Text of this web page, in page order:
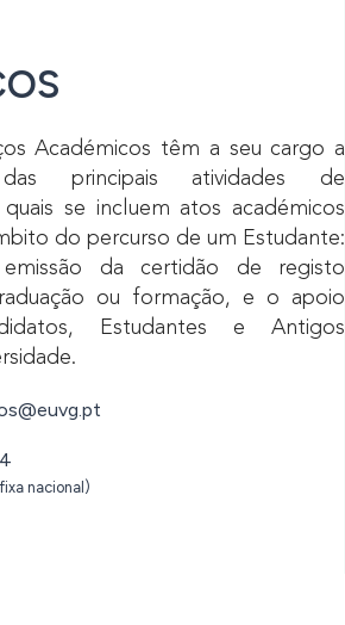
Académicos têm a seu cargo a
das principais atividades de
quais se incluem atos académicos
do percurso de um Estudante:
da certidão de registo
ou formação, e o apoio
Estudantes e Antigos
nacional)